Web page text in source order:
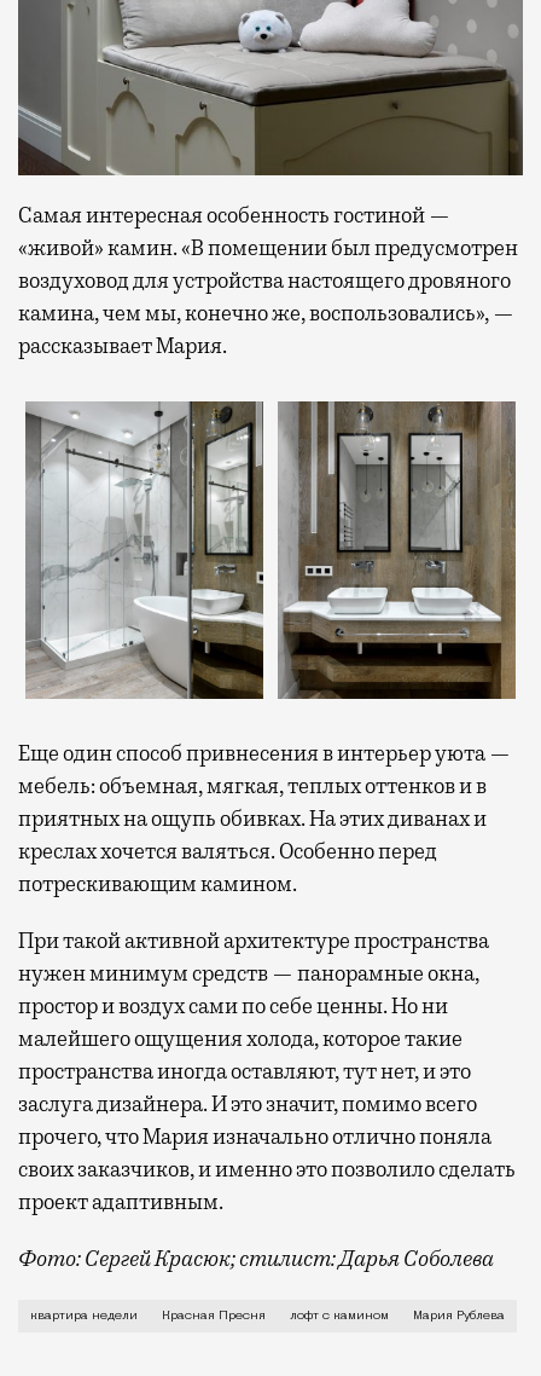
Самая интересная особенность гостиной —
«живой» камин. «В помещении был предусмотрен
воздуховод для устройства настоящего дровяного
камина, чем мы, конечно же, воспользовались», —
рассказывает Мария.
Еще один способ привнесения в интерьер уюта —
мебель: объемная, мягкая, теплых оттенков и в
приятных на ощупь обивках. На этих диванах и
креслах хочется валяться. Особенно перед
потрескивающим камином.
При такой активной архитектуре пространства
нужен минимум средств — панорамные окна,
простор и воздух сами по себе ценны. Но ни
малейшего ощущения холода, которое такие
пространства иногда оставляют, тут нет, и это
заслуга дизайнера. И это значит, помимо всего
прочего, что Мария изначально отлично поняла
своих заказчиков, и именно это позволило сделать
проект адаптивным.
Фото: Сергей Красюк; стилист: Дарья Соболева
Удачные интерьеры всегда хорошо продуманы. В
квартира недели Красная Пресня лофт с камином Мария Рублева